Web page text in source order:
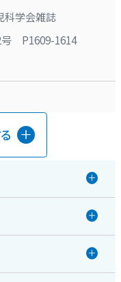
科学会雑誌
号 P1609-1614
Injury Causing
Glycosuria
Withdrawal of a
Possible Role in the
of Protracted
and
score for perinatal
in tricuspid valve
脈疾患内科